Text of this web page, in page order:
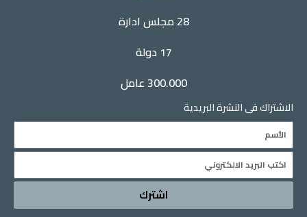
28 مجلس ادارة
17 دولة
300.000 عامل
الاشتراك فى النشرة البريدية
Name
Email
اشترك